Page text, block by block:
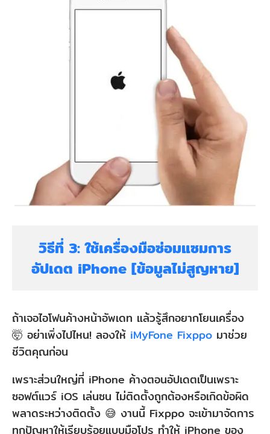
วิธีที่ 3: ใช้เครื่องมือซ่อมแซมการ
อัปเดต iPhone [ข้อมูลไม่สูญหาย]
ถ้าเจอไอโฟนค้างหน้าอัพเดท แล้วรู้สึกอยากโยนเครื่อง
🤯 อย่าเพิ่งไปไหน! ลองให้ iMyFone Fixppo มาช่วย
ชีวิตคุณก่อน
เพราะส่วนใหญ่ที่ iPhone ค้างตอนอัปเดตเป็นเพราะ
ซอฟต์แวร์ iOS เล่นซน ไม่ติดตั้งถูกต้องหรือเกิดข้อผิด
พลาดระหว่างติดตั้ง 😅 งานนี้ Fixppo จะเข้ามาจัดการ
ทุกปัญหาให้เรียบร้อยแบบมือโปร ทำให้ iPhone ของ